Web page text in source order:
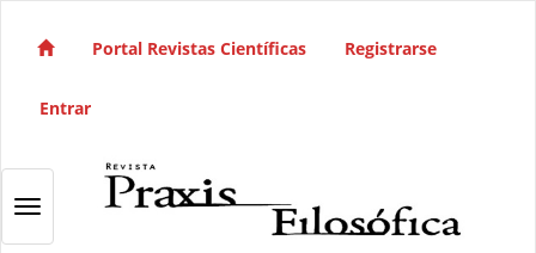
Navegación principal
Barra lateral
Portal Revistas Científicas Registrarse
Entrar
Toggle navigation